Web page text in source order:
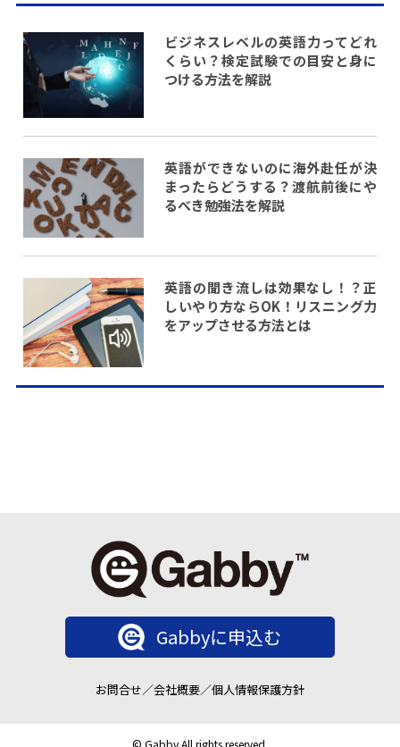
ビジネスレベルの英語力ってどれ
くらい？検定試験での目安と身に
つける方法を解説
英語ができないのに海外赴任が決
まったらどうする？渡航前後にや
るべき勉強法を解説
英語の聞き流しは効果なし！？正
しいやり方ならOK！リスニング力
をアップさせる方法とは
Gabbyに申込む
お問合せ／会社概要／個人情報保護方針